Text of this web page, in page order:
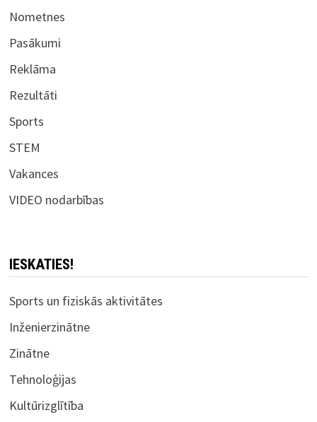
Nometnes
Pasākumi
Reklāma
Rezultāti
Sports
STEM
Vakances
VIDEO nodarbības
IESKATIES!
Sports un fiziskās aktivitātes
Inženierzinātne
Zinātne
Tehnoloģijas
Kultūrizglītība